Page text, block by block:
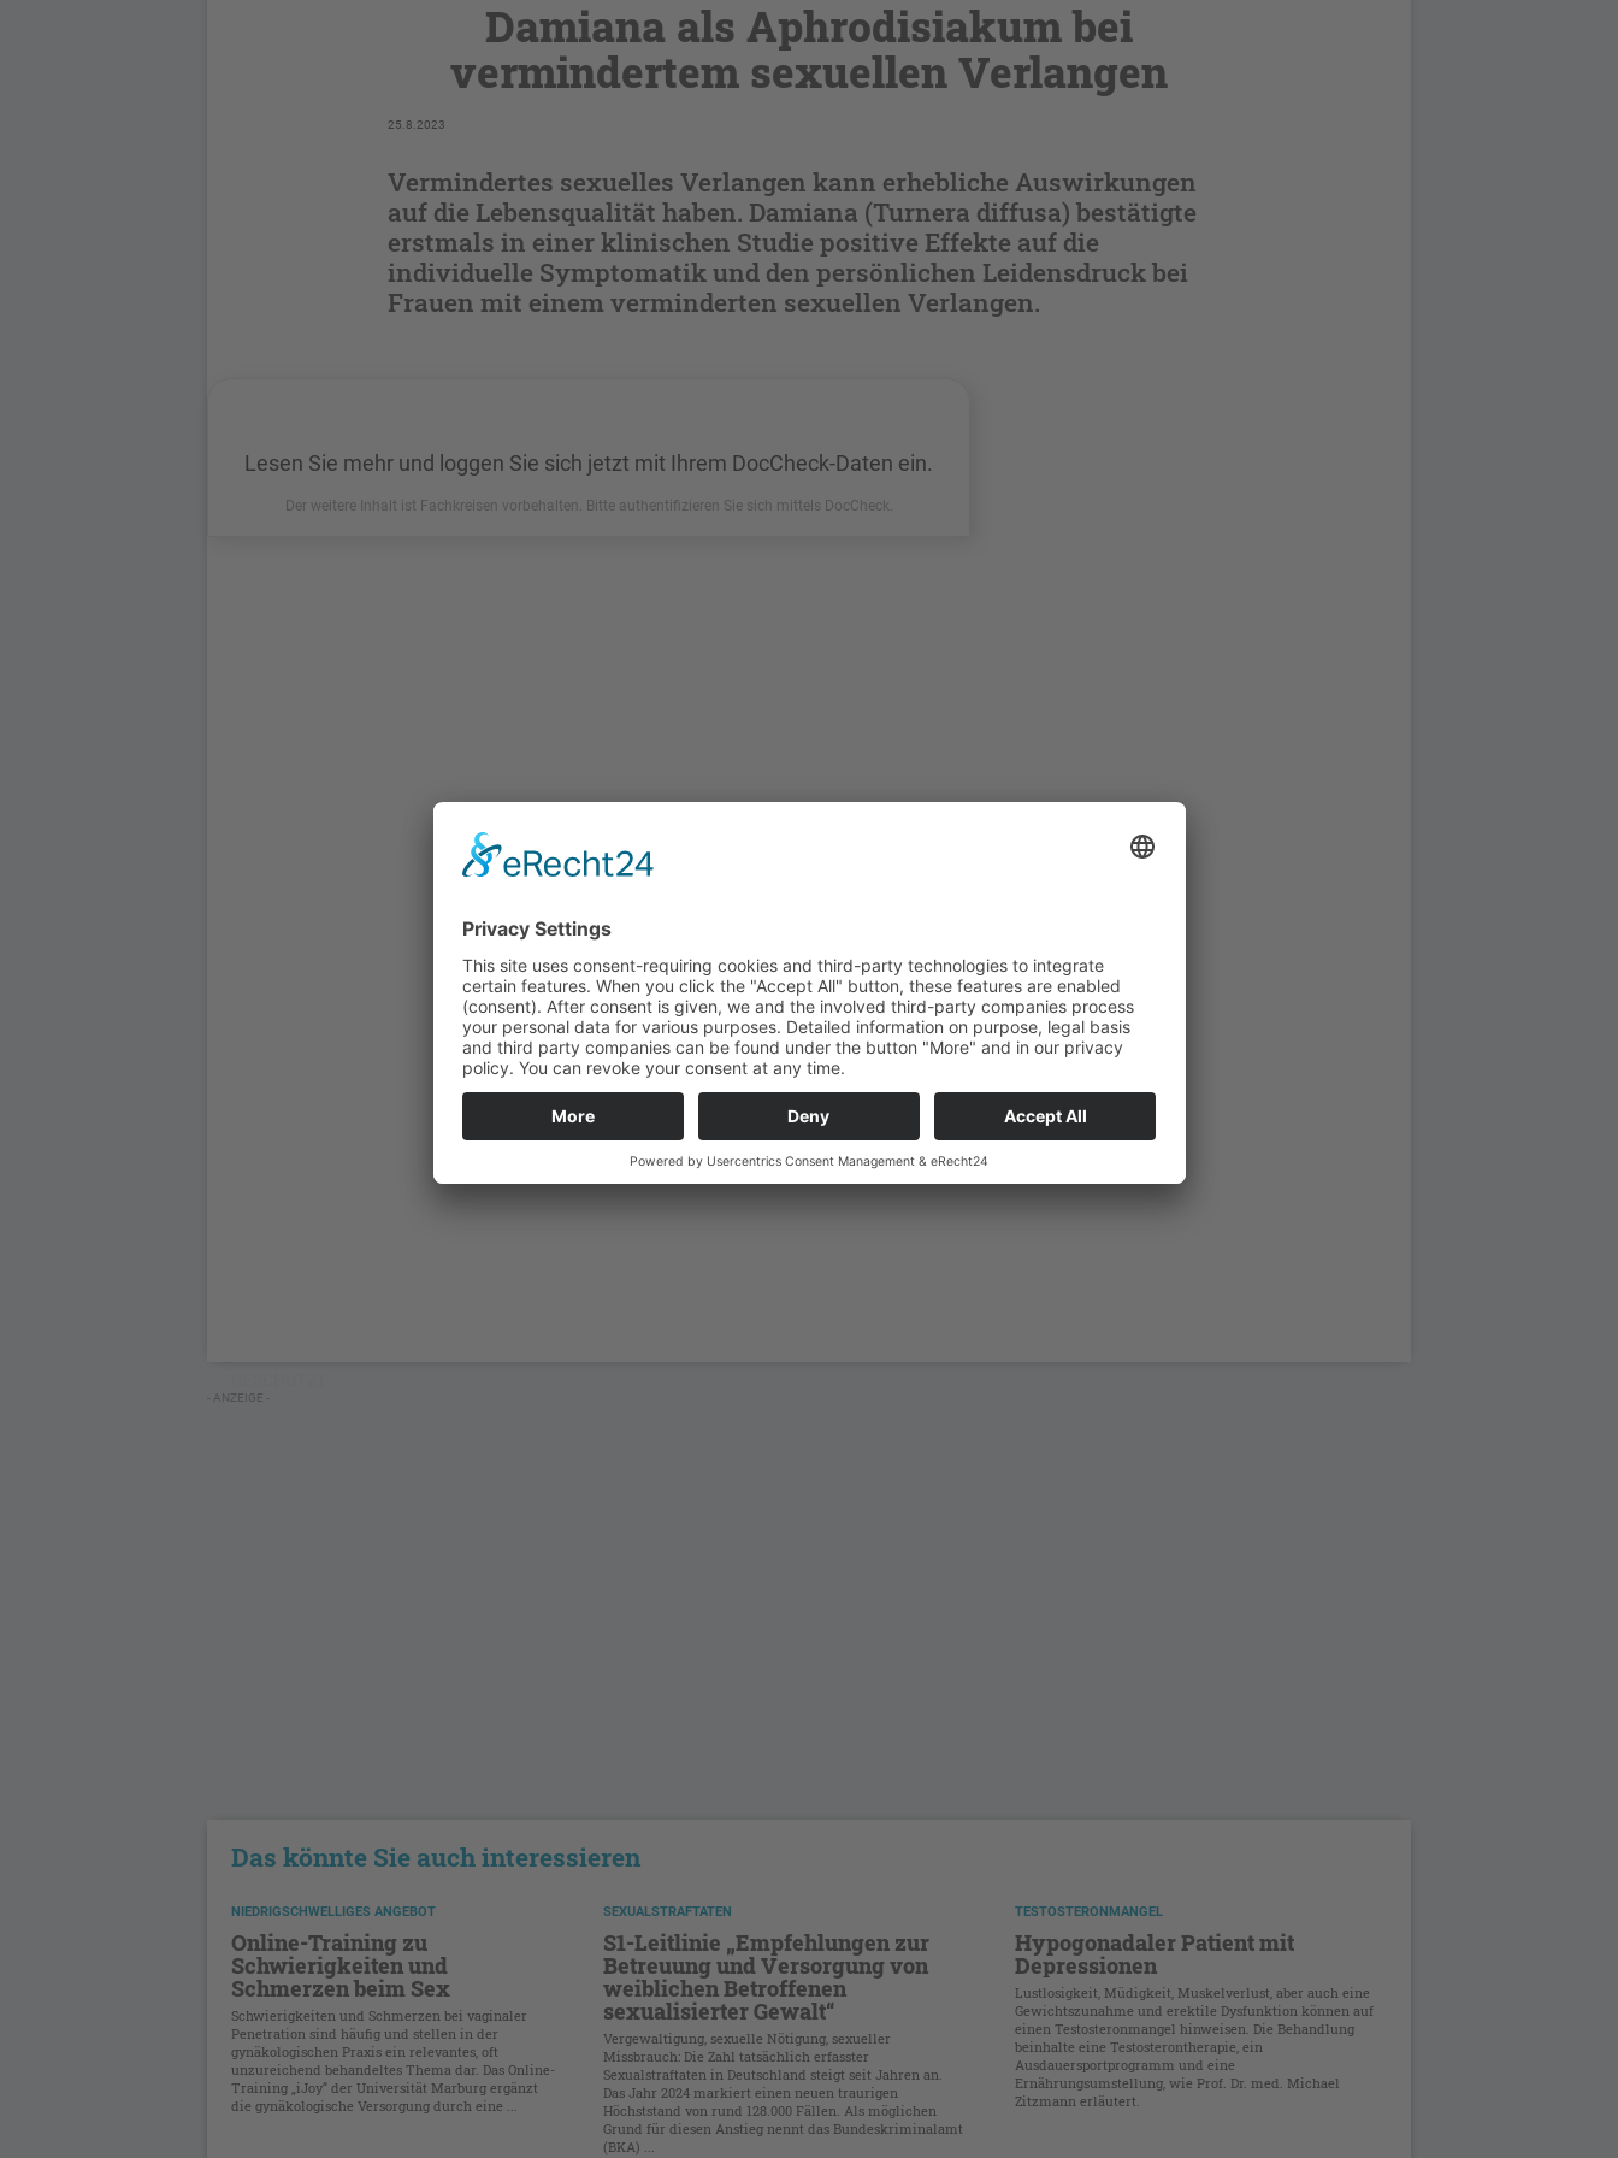
Damiana als Aphrodisiakum bei
vermindertem sexuellen Verlangen
25.8.2023
Vermindertes sexuelles Verlangen kann erhebliche Auswirkungen
auf die Lebensqualität haben. Damiana (Turnera diffusa) bestätigte
erstmals in einer klinischen Studie positive Effekte auf die
individuelle Symptomatik und den persönlichen Leidensdruck bei
Frauen mit einem verminderten sexuellen Verlangen.
Lesen Sie mehr und loggen Sie sich jetzt mit Ihrem DocCheck-Daten ein.
Der weitere Inhalt ist Fachkreisen vorbehalten. Bitte authentifizieren Sie sich mittels DocCheck.
- ANZEIGE -
Das könnte Sie auch interessieren
NIEDRIGSCHWELLIGES ANGEBOT
Online-Training zu
Schwierigkeiten und
Schmerzen beim Sex
Schwierigkeiten und Schmerzen bei vaginaler
Penetration sind häufig und stellen in der
gynäkologischen Praxis ein relevantes, oft
unzureichend behandeltes Thema dar. Das Online-
Training „iJoy“ der Universität Marburg ergänzt
die gynäkologische Versorgung durch eine ...
SEXUALSTRAFTATEN
S1-Leitlinie „Empfehlungen zur
Betreuung und Versorgung von
weiblichen Betroffenen
sexualisierter Gewalt“
Vergewaltigung, sexuelle Nötigung, sexueller
Missbrauch: Die Zahl tatsächlich erfasster
Sexualstraftaten in Deutschland steigt seit Jahren an.
Das Jahr 2024 markiert einen neuen traurigen
Höchststand von rund 128.000 Fällen. Als möglichen
Grund für diesen Anstieg nennt das Bundeskriminalamt
(BKA) ...
TESTOSTERONMANGEL
Hypogonadaler Patient mit
Depressionen
Lustlosigkeit, Müdigkeit, Muskelverlust, aber auch eine
Gewichtszunahme und erektile Dysfunktion können auf
einen Testosteronmangel hinweisen. Die Behandlung
beinhalte eine Testosterontherapie, ein
Ausdauersportprogramm und eine
Ernährungsumstellung, wie Prof. Dr. med. Michael
Zitzmann erläutert.